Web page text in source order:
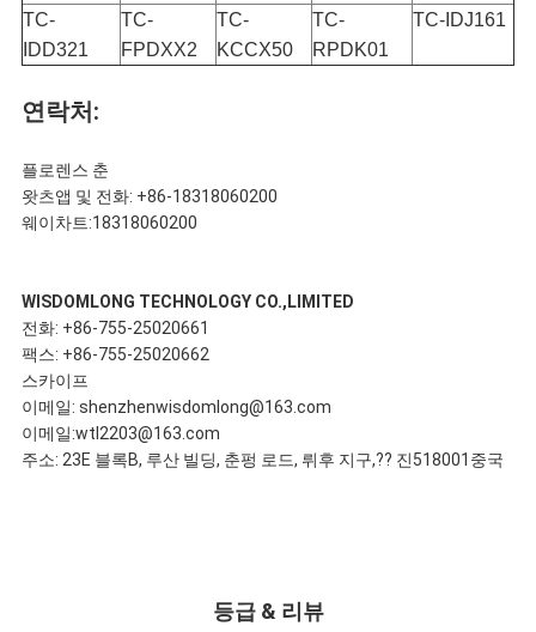
TC-
IDD321
TC-
FPDXX2
TC-
KCCX50
TC-
RPDK01
TC-IDJ161
연락처:
플로렌스 춘
왓츠앱 및 전화: +86-18318060200
웨이차트:18318060200
WISDOMLONG TECHNOLOGY CO.,LIMITED
전화: +86-755-25020661
팩스: +86-755-25020662
스카이프
이메일: shenzhenwisdomlong@163.com
이메일:wtl2203@163.com
주소: 23E 블록B, 루산 빌딩, 춘펑 로드, 뤼후 지구,?? 진518001중국
등급 & 리뷰